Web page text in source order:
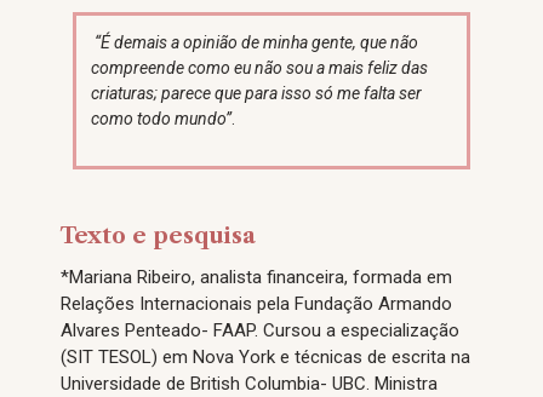
“É demais a opinião de minha gente, que não
compreende como eu não sou a mais feliz das
criaturas; parece que para isso só me falta ser
como todo mundo”.
Texto e pesquisa
*Mariana Ribeiro, analista financeira, formada em
Relações Internacionais pela Fundação Armando
Alvares Penteado- FAAP. Cursou a especialização
(SIT TESOL) em Nova York e técnicas de escrita na
Universidade de British Columbia- UBC. Ministra